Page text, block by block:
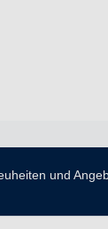
und